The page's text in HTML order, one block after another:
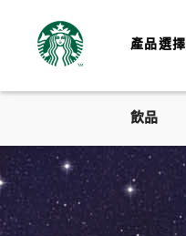
產品選擇
飲品